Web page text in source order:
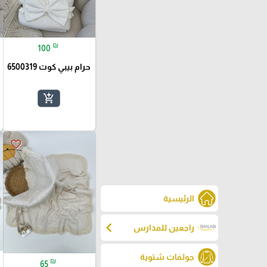
الرئيسية
راجعين للمدارس chevron_left
جولفات شتوية
100 ₪
حرام بيبي كوت 6500319
add_shopping_cart
favorite_border
65 ₪